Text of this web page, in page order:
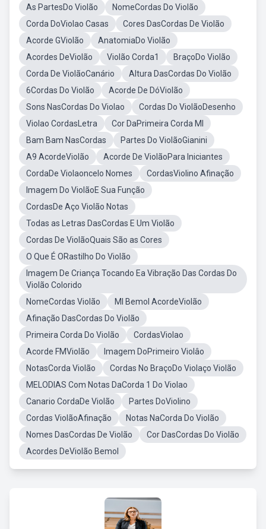
As PartesDo Violão
NomeCordas Do Violão
Corda DoViolao Casas
Cores DasCordas De Violão
Acorde GViolão
AnatomiaDo Violão
Acordes DeViolão
Violão Corda1
BraçoDo Violão
Corda De ViolãoCanário
Altura DasCordas Do Violão
6Cordas Do Violão
Acorde De DóViolão
Sons NasCordas Do Violao
Cordas Do ViolãoDesenho
Violao CordasLetra
Cor DaPrimeira Corda MI
Bam Bam NasCordas
Partes Do ViolãoGianini
A9 AcordeViolão
Acorde De ViolãoPara Iniciantes
CordaDe Violaoncelo Nomes
CordasViolino Afinação
Imagem Do ViolãoE Sua Função
CordasDe Aço Violão Notas
Todas as Letras DasCordas E Um Violão
Cordas De ViolãoQuais São as Cores
O Que É ORastilho Do Violão
Imagem De Criança Tocando Ea Vibração Das Cordas Do
Violão Colorido
NomeCordas Violão
MI Bemol AcordeViolão
Afinação DasCordas Do Violão
Primeira Corda Do Violão
CordasViolao
Acorde FMViolão
Imagem DoPrimeiro Violâo
NotasCorda Violão
Cordas No BraçoDo Violaço Violão
MELODIAS Com Notas DaCorda 1 Do Violao
Canario CordaDe Violão
Partes DoViolino
Cordas ViolãoAfinação
Notas NaCorda Do Violão
Nomes DasCordas De Violão
Cor DasCordas Do Violão
Acordes DeViolão Bemol